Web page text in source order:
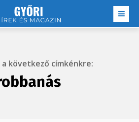
következő címkénkre: